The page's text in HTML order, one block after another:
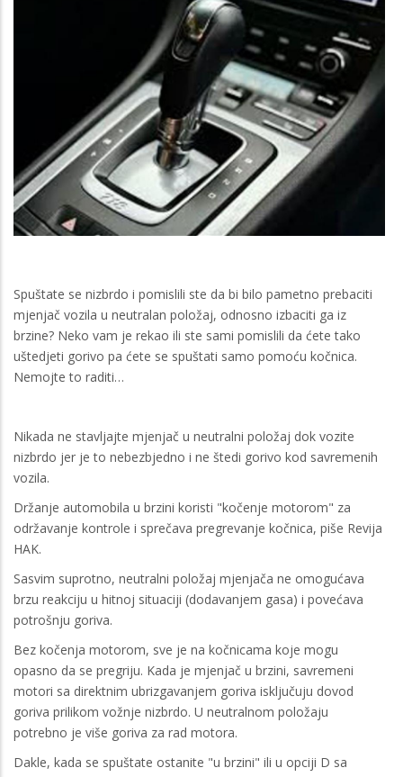
Spuštate se nizbrdo i pomislili ste da bi bilo pametno prebaciti
mjenjač vozila u neutralan položaj, odnosno izbaciti ga iz
brzine? Neko vam je rekao ili ste sami pomislili da ćete tako
uštedjeti gorivo pa ćete se spuštati samo pomoću kočnica.
Nemojte to raditi…
Nikada ne stavljajte mjenjač u neutralni položaj dok vozite
nizbrdo jer je to nebezbjedno i ne štedi gorivo kod savremenih
vozila.
Držanje automobila u brzini koristi "kočenje motorom" za
održavanje kontrole i sprečava pregrevanje kočnica, piše Revija
HAK.
Sasvim suprotno, neutralni položaj mjenjača ne omogućava
brzu reakciju u hitnoj situaciji (dodavanjem gasa) i povećava
potrošnju goriva.
Bez kočenja motorom, sve je na kočnicama koje mogu
opasno da se pregriju. Kada je mjenjač u brzini, savremeni
motori sa direktnim ubrizgavanjem goriva isključuju dovod
goriva prilikom vožnje nizbrdo. U neutralnom položaju
potrebno je više goriva za rad motora.
Dakle, kada se spuštate ostanite "u brzini" ili u opciji D sa